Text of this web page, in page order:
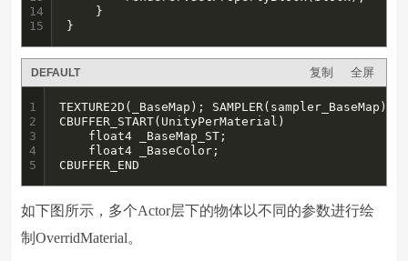
14
15
    }
}
DEFAULT 复制 全屏
1
2
3
4
5
TEXTURE2D(_BaseMap); SAMPLER(sampler_BaseMap);
CBUFFER_START(UnityPerMaterial)
    float4 _BaseMap_ST;
    float4 _BaseColor;
CBUFFER_END
如下图所示，多个Actor层下的物体以不同的参数进行绘
制OverridMaterial。